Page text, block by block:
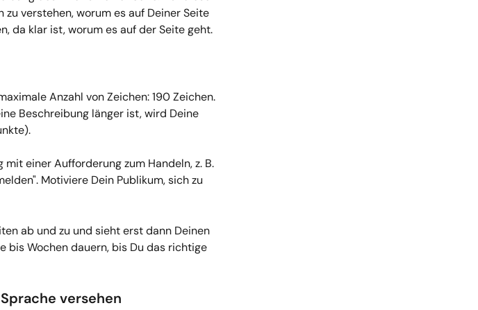
zu verstehen, worum es auf Deiner Seite
da klar ist, worum es auf der Seite geht.
Anzahl von Zeichen: 190 Zeichen.
Beschreibung länger ist, wird Deine
einer Aufforderung zum Handeln, z. B.
Motiviere Dein Publikum, sich zu
ab und zu und sieht erst dann Deinen
bis Wochen dauern, bis Du das richtige
versehen